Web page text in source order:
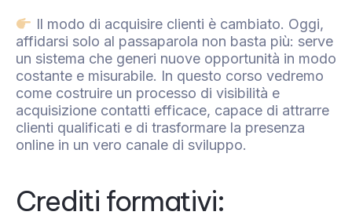
Il modo di acquisire clienti è cambiato. Oggi,
affidarsi solo al passaparola non basta più: serve
un sistema che generi nuove opportunità in modo
costante e misurabile. In questo corso vedremo
come costruire un processo di visibilità e
acquisizione contatti efficace, capace di attrarre
clienti qualificati e di trasformare la presenza
online in un vero canale di sviluppo.
Crediti formativi: